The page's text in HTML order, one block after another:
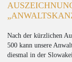
Nach der kürzlichen
500 kann unsere
diesmal in der Slowakei.